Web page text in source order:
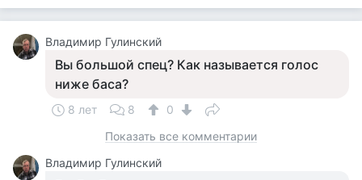
Владимир Гулинский
Вы большой спец? Как называется голос
ниже баса?
8 лет 8
0
Показать все комментарии
Владимир Гулинский